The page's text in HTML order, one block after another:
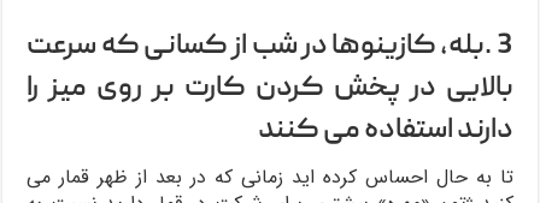
3 .بله، کازینوها در شب از کسانی که سرعت
بالایی در پخش کردن کارت بر روی میز را
دارند استفاده می کنند
تا به حال احساس کرده اید زمانی که در بعد از ظهر قمار می